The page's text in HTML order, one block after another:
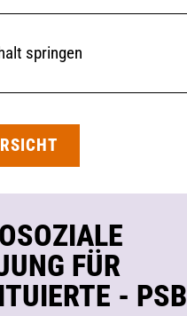
springen
FÜR
- PSB